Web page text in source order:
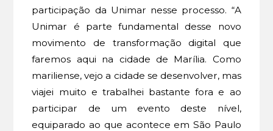
participação da Unimar nesse processo. “A
Unimar é parte fundamental desse novo
movimento de transformação digital que
faremos aqui na cidade de Marília. Como
mariliense, vejo a cidade se desenvolver, mas
viajei muito e trabalhei bastante fora e ao
participar de um evento deste nível,
equiparado ao que acontece em São Paulo